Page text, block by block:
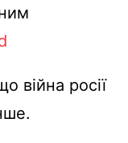
війна росії